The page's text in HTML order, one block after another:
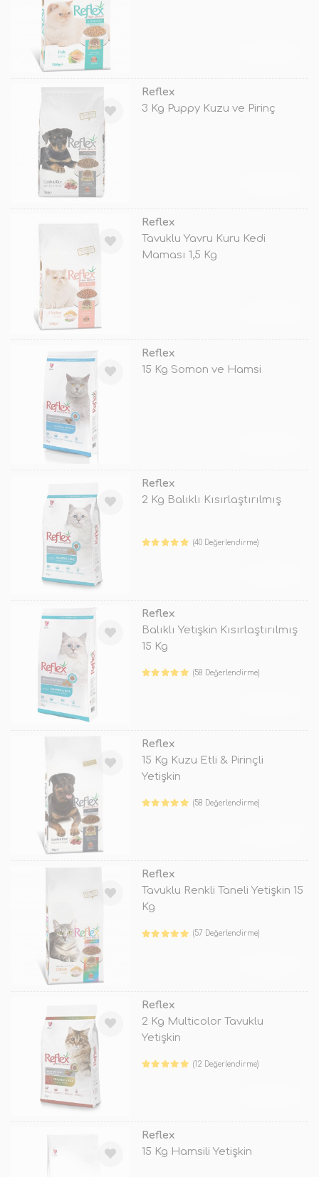
Reflex
3 Kg Puppy Kuzu ve Pirinç
Reflex
Tavuklu Yavru Kuru Kedi
Maması 1,5 Kg
Reflex
15 Kg Somon ve Hamsi
Reflex
2 Kg Balıklı Kısırlaştırılmış
(40 Değerlendirme)
Reflex
Balıklı Yetişkin Kısırlaştırılmış
15 Kg
(58 Değerlendirme)
Reflex
15 Kg Kuzu Etli & Pirinçli
Yetişkin
(58 Değerlendirme)
Reflex
Tavuklu Renkli Taneli Yetişkin 15
Kg
(57 Değerlendirme)
Reflex
2 Kg Multicolor Tavuklu
Yetişkin
(12 Değerlendirme)
Reflex
15 Kg Hamsili Yetişkin